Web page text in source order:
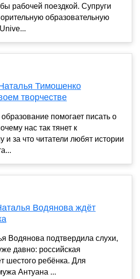
рабочей поездкой. Супруги
образовательную
Тимошенко
творчестве
помогает писать о
нас так тянет к
и за что читатели любят истории
Водянова ждёт
Водянова подтвердила слухи,
давно: российская
шестого ребёнка. Для
Антуана ...